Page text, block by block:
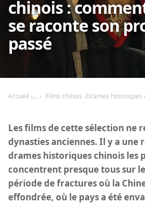
chinois :
se raconte son
passé
Accueil Films chinois Drames historiques
Les films de cette sélection ne
dynasties anciennes. Il y a une
drames historiques chinois les
concentrent presque tous sur
période de fractures où la
effondrée, où le pays a été